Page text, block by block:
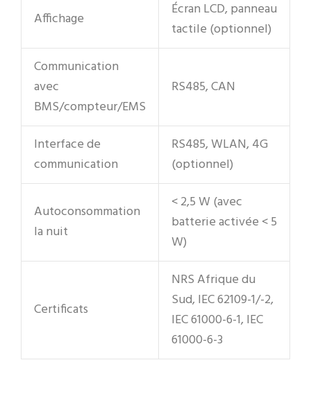
Affichage
Écran LCD, panneau
tactile (optionnel)
Communication
avec
BMS/compteur/EMS
RS485, CAN
Interface de
communication
RS485, WLAN, 4G
(optionnel)
Autoconsommation
la nuit
< 2,5 W (avec
batterie activée < 5
W)
Certificats
NRS Afrique du
Sud, IEC 62109-1/-2,
IEC 61000-6-1, IEC
61000-6-3